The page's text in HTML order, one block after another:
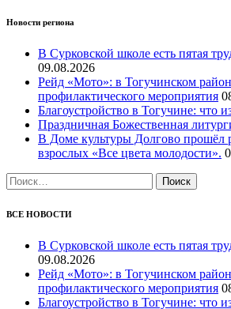
Новости региона
В Сурковской школе есть пятая
09.08.2026
Рейд «Мото»: в Тогучинском
профилактического мероприятия
Благоустройство в Тогучине: что
Праздничная Божественная
В Доме культуры Долгово прошёл
взрослых «Все цвета молодости».
Найти:
ВСЕ НОВОСТИ
В Сурковской школе есть пятая
09.08.2026
Рейд «Мото»: в Тогучинском
профилактического мероприятия
Благоустройство в Тогучине: что